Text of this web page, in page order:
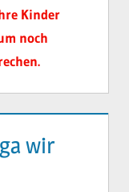
Kinder
noch
wir